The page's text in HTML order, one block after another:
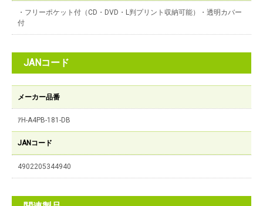
・フリーポケット付（CD・DVD・L判プリント収納可能）・透明カバー
付
JANコード
メーカー品番
ｱH-A4PB-181-DB
JANコード
4902205344940